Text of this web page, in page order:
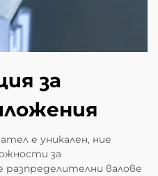
за
е уникален, ние
за
разпределителни валове